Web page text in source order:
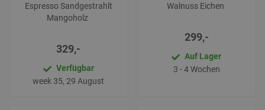
Espresso Sandgestrahlt
Mangoholz
329,-
Verfügbar
week 35, 29 August
Walnuss Eichen
299,-
Auf Lager
3 - 4 Wochen